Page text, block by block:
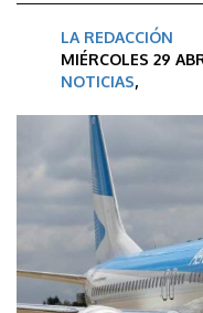
LA REDACCIÓN
MIÉRCOLES 29
NOTICIAS,